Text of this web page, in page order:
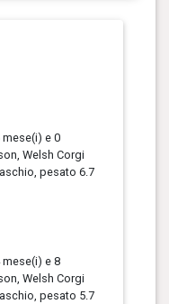
mese(i) e 0
Welsh Corgi
pesato 6.7
mese(i) e 8
Welsh Corgi
pesato 5.7